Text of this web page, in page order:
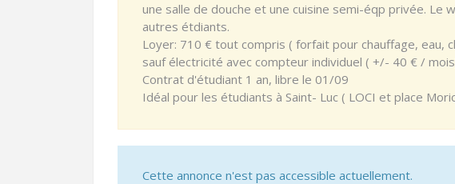
une salle de douche et une cuisine semi-éqp privée. Le
autres étdiants.
Loyer: 710 € tout compris ( forfait pour chauffage, eau,
sauf électricité avec compteur individuel ( +/- 40 € /
Contrat d'étudiant 1 an, libre le 01/09
Idéal pour les étudiants à Saint- Luc ( LOCI et place
Cette annonce n'est pas accessible actuellement.